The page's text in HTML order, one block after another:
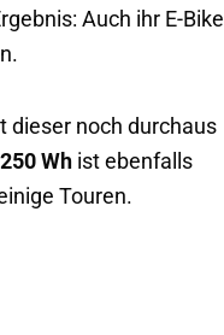
Auch ihr E-Bike
dieser noch durchaus
Wh ist ebenfalls
Touren.